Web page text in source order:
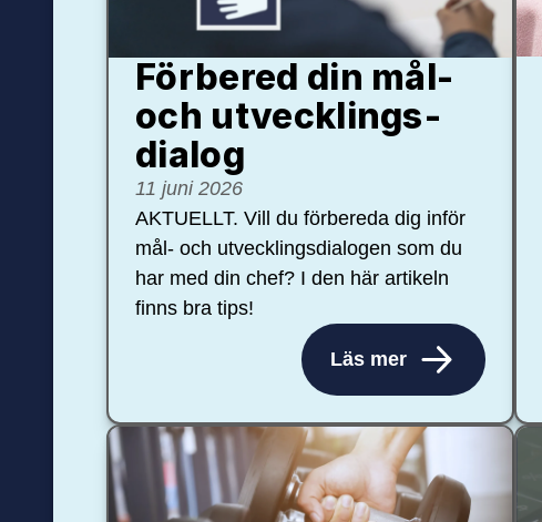
Förbered din mål-
och ut­veck­lings­
dialog
11 juni 2026
AKTUELLT. Vill du förbereda dig inför
mål- och utvecklingsdialogen som du
har med din chef? I den här artikeln
finns bra tips!
Läs mer